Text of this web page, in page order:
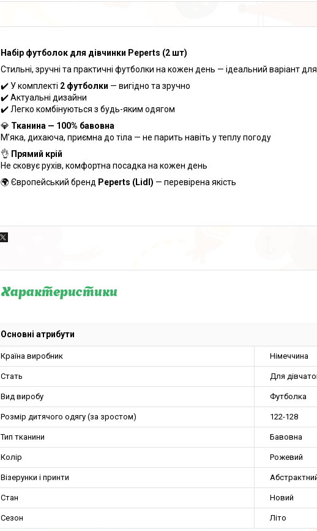
Набір футболок для дівчинки Peperts (2 шт)
Стильні, зручні та практичні футболки на кожен день — ідеальний варіант
✔️ У комплекті 2 футболки — вигідно та зручно
✔️ Актуальні дизайни
✔️ Легко комбінуються з будь-яким одягом
💎 Тканина — 100% бавовна
М’яка, дихаюча, приємна до тіла — не парить навіть у теплу погоду
👌 Прямий крій
Не сковує рухів, комфортна посадка на кожен день
🌍 Європейський бренд Peperts (Lidl) — перевірена якість
Характеристики
Основні атрибути
Країна виробник Німеччина
Стать Для
Вид виробу Футболка
Розмір дитячого одягу (за зростом) 122-128
Тип тканини Бавовна
Колір Рожевий
Візерунки і принти
Стан Новий
Сезон Літо